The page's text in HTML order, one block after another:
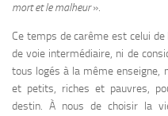
mort et le malheur».
Ce temps de carême est celui
de voie intermédiaire, ni de
tous logés à la même enseigne,
et petits, riches et pauvres,
destin. À nous de choisir la